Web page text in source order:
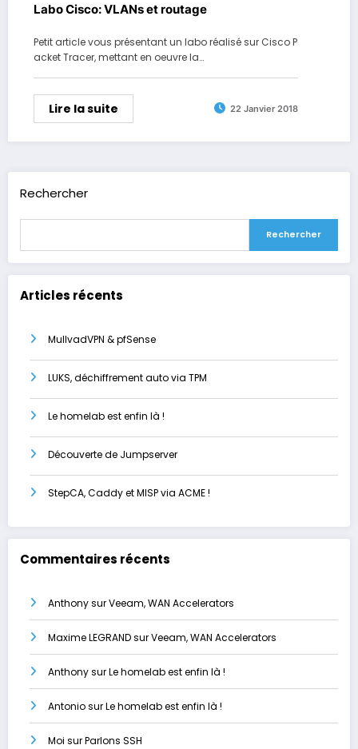
Labo Cisco: VLANs et routage
Petit article vous présentant un labo réalisé sur Cisco P
acket Tracer, mettant en oeuvre la…
Lire la suite 22 Janvier 2018
Rechercher
Rechercher
Articles récents
MullvadVPN & pfSense
LUKS, déchiffrement auto via TPM
Le homelab est enfin là !
Découverte de Jumpserver
StepCA, Caddy et MISP via ACME !
Commentaires récents
AnthonysurVeeam, WAN Accelerators
Maxime LEGRANDsurVeeam, WAN Accelerators
AnthonysurLe homelab est enfin là !
AntoniosurLe homelab est enfin là !
Moi surParlons SSH